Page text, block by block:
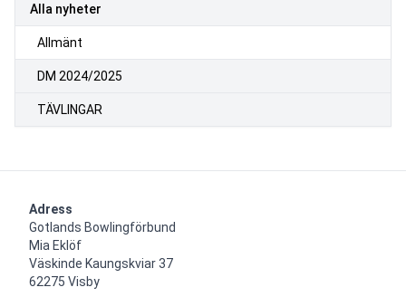
Alla nyheter
Allmänt
DM 2024/2025
TÄVLINGAR
Adress
Gotlands Bowlingförbund
Mia Eklöf
Väskinde Kaungskviar 37
62275 Visby